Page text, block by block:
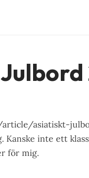
Julbord
asiatiskt-
Kanske inte ett
för mig.